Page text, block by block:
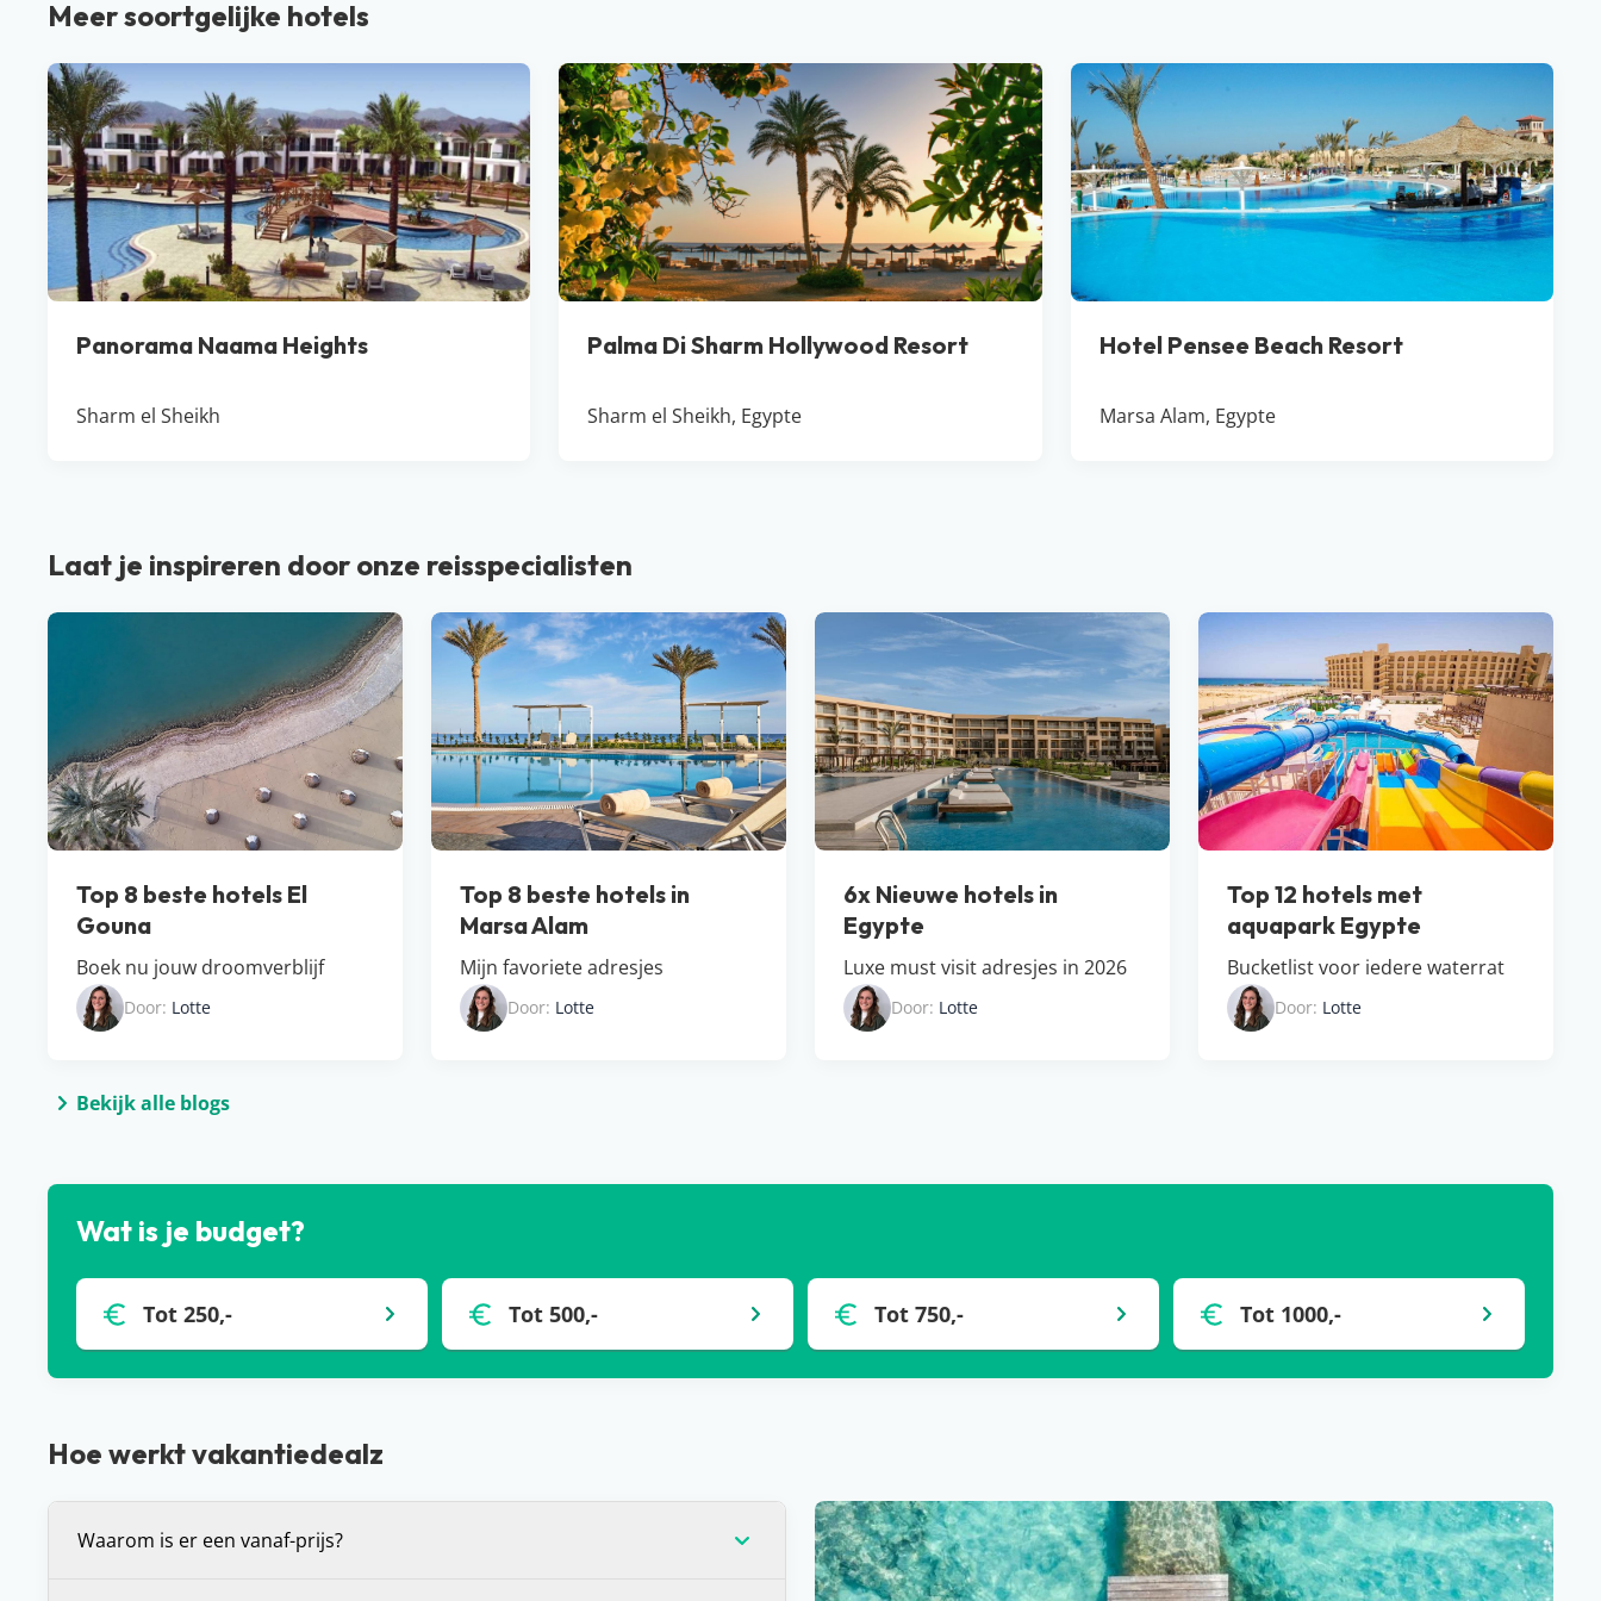
Meer soortgelijke hotels
Panorama Naama Heights
Sharm el Sheikh
Palma Di Sharm Hollywood Resort
Sharm el Sheikh, Egypte
Hotel Pensee Beach Resort
Marsa Alam, Egypte
Laat je inspireren door onze reisspecialisten
Top 8 beste hotels El
Gouna
Boek nu jouw droomverblijf
Door: Lotte
Top 8 beste hotels in
Marsa Alam
Mijn favoriete adresjes
Door: Lotte
6x Nieuwe hotels in
Egypte
Luxe must visit adresjes in 2026
Door: Lotte
Top 12 hotels met
aquapark Egypte
Bucketlist voor iedere waterrat
Door: Lotte
Bekijk alle blogs
Wat is je budget?
Tot 250,- Tot 500,- Tot 750,- Tot 1000,-
Hoe werkt vakantiedealz
Waarom is er een vanaf-prijs?